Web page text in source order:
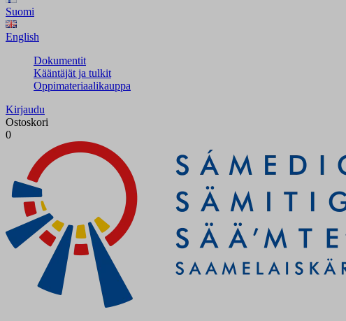
Suomi
English
Dokumentit
Kääntäjät ja tulkit
Oppimateriaalikauppa
Kirjaudu
Ostoskori
0